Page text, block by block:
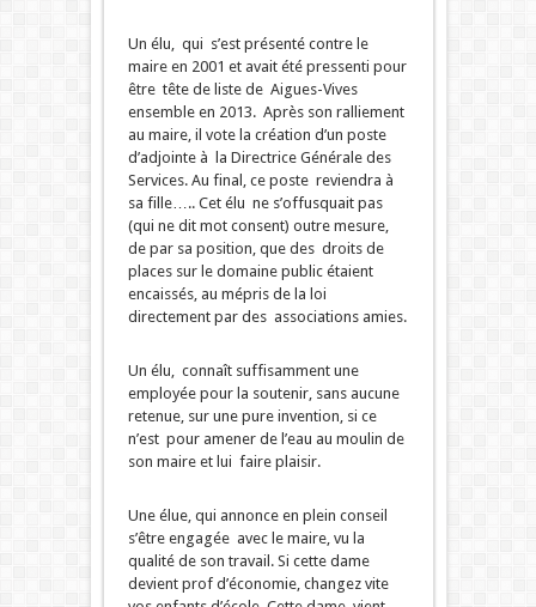
Un élu, qui s’est présenté contre le
maire en 2001 et avait été pressenti pour
être tête de liste de Aigues-Vives
ensemble en 2013. Après son ralliement
au maire, il vote la création d’un poste
d’adjointe à la Directrice Générale des
Services. Au final, ce poste reviendra à
sa fille….. Cet élu ne s’offusquait pas
(qui ne dit mot consent) outre mesure,
de par sa position, que des droits de
places sur le domaine public étaient
encaissés, au mépris de la loi
directement par des associations amies.
Un élu, connaît suffisamment une
employée pour la soutenir, sans aucune
retenue, sur une pure invention, si ce
n’est pour amener de l’eau au moulin de
son maire et lui faire plaisir.
Une élue, qui annonce en plein conseil
s’être engagée avec le maire, vu la
qualité de son travail. Si cette dame
devient prof d’économie, changez vite